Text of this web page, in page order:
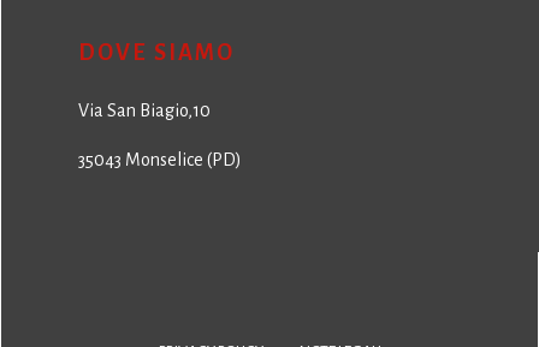
DOVE SIAMO
Via San Biagio,10
35043 Monselice (PD)